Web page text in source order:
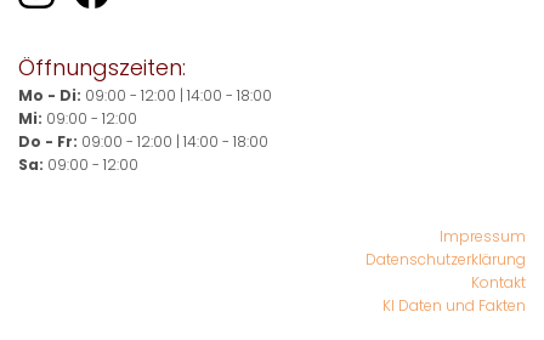
Öffnungszeiten:
Mo - Di: 09:00 - 12:00 | 14:00 - 18:00
Mi: 09:00 - 12:00
Do - Fr: 09:00 - 12:00 | 14:00 - 18:00
Sa: 09:00 - 12:00
Impressum
Datenschutzerklärung
Kontakt
KI Daten und Fakten